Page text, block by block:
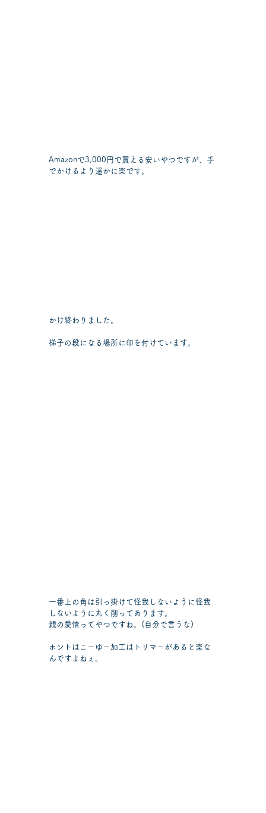
Amazonで3,000円で買える安いやつですが、手
でかけるより遥かに楽です。
かけ終わりました。
梯子の段になる場所に印を付けています。
一番上の角は引っ掛けて怪我しないように怪我
しないように丸く削ってあります。
親の愛情ってやつですね。(自分で言うな)
ホントはこーゆー加工はトリマーがあると楽な
んですよねぇ。